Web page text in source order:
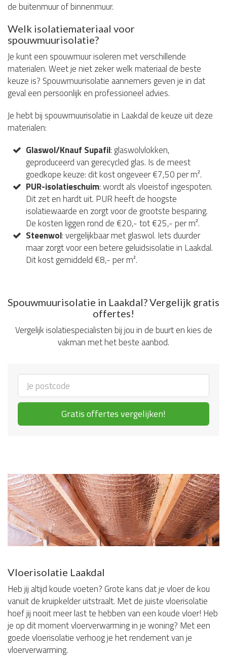
de buitenmuur of binnenmuur.
Welk isolatiemateriaal voor
spouwmuurisolatie?
Je kunt een spouwmuur isoleren met verschillende
materialen. Weet je niet zeker welk materiaal de beste
keuze is? Spouwmuurisolatie aannemers geven je in dat
geval een persoonlijk en professioneel advies.
Je hebt bij spouwmuurisolatie in Laakdal de keuze uit deze
materialen:
Glaswol/Knauf Supafil: glaswolvlokken,
geproduceerd van gerecycled glas. Is de meest
goedkope keuze: dit kost ongeveer €7,50 per m².
PUR-isolatieschuim: wordt als vloeistof ingespoten.
Dit zet en hardt uit. PUR heeft de hoogste
isolatiewaarde en zorgt voor de grootste besparing.
De kosten liggen rond de €20,- tot €25,- per m².
Steenwol: vergelijkbaar met glaswol. Iets duurder
maar zorgt voor een betere geluidsisolatie in Laakdal.
Dit kost gemiddeld €8,- per m².
Spouwmuurisolatie in Laakdal? Vergelijk gratis
offertes!
Vergelijk isolatiespecialisten bij jou in de buurt en kies de
vakman met het beste aanbod.
Gratis offertes vergelijken!
Vloerisolatie Laakdal
Heb jij altijd koude voeten? Grote kans dat je vloer de kou
vanuit de kruipkelder uitstraalt. Met de juiste vloerisolatie
hoef jij nooit meer last te hebben van een koude vloer! Heb
je op dit moment vloerverwarming in je woning? Met een
goede vloerisolatie verhoog je het rendement van je
vloerverwarming.